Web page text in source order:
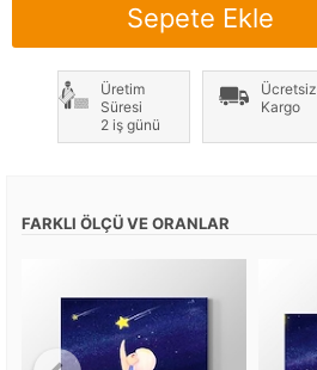
Sepete Ekle
Üretim
Süresi
2 iş günü
Ücretsiz
Kargo
FARKLI ÖLÇÜ VE ORANLAR